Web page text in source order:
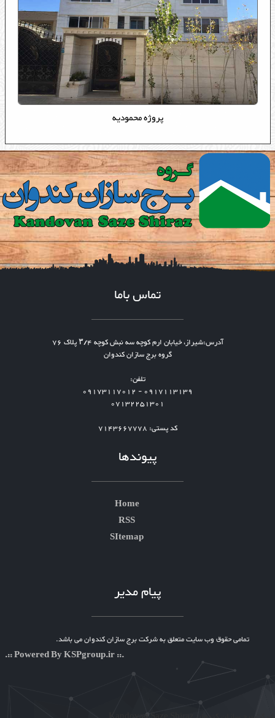
پروژه محمودیه
تماس باما
آدرس:شیراز، خیابان ارم کوچه سه نبش کوچه ۳/۴ پلاک 76
گروه برج سازان کندوان
تلفن:
0917113139 - 09173117012
07132251301
کد پستی: 7143667778
پیوندها
Home
RSS
SItemap
پیام مدیر
تمامی حقوق وب سایت متعلق به شرکت برج سازان کندوان می باشد.
.:: Powered By KSPgroup.ir ::.